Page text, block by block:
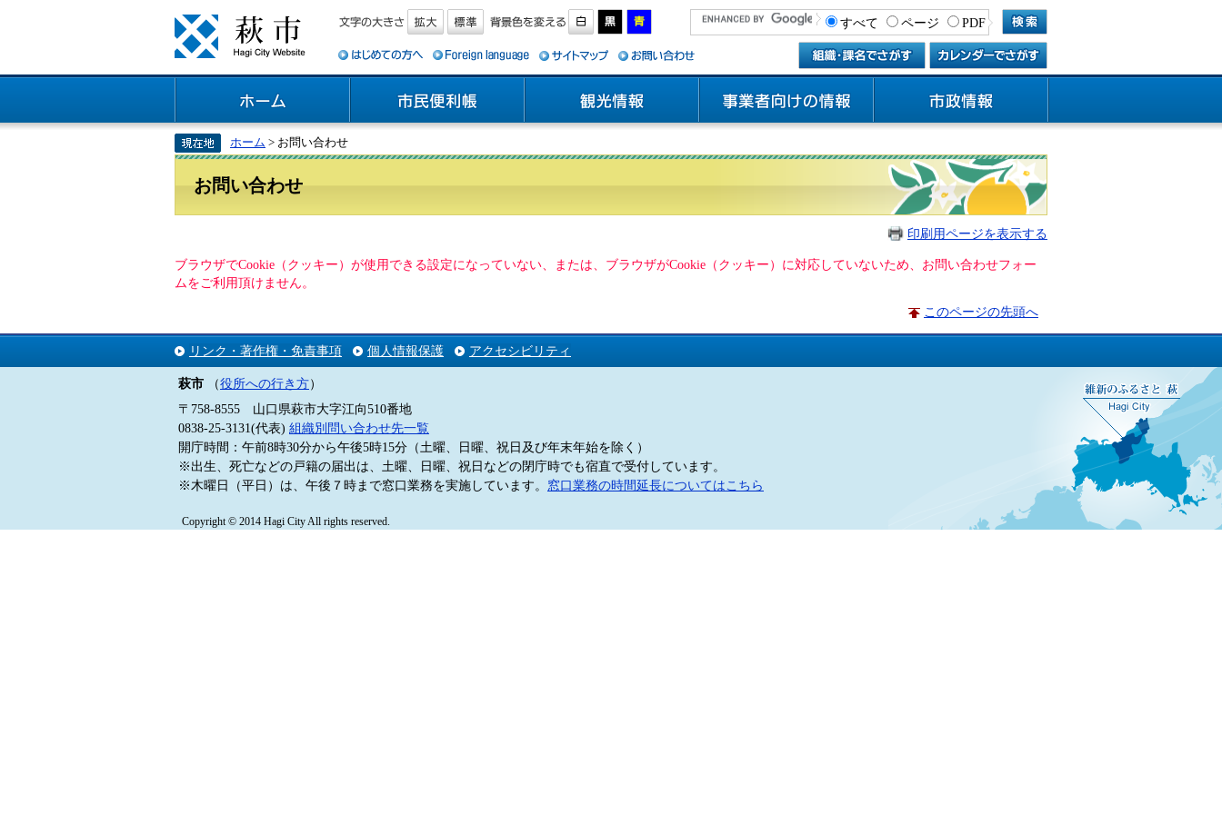
すべて ページ PDF
ホーム > お問い合わせ
お問い合わせ
印刷用ページを表示する
ブラウザでCookie（クッキー）が使用できる設定になっていない、または、ブラウザがCookie（クッキー）に対応していないため、お問い合わせフォー
ムをご利用頂けません。
このページの先頭へ
リンク・著作権・免責事項 個人情報保護 アクセシビリティ
萩市 （役所への行き方）
〒758-8555 山口県萩市大字江向510番地
0838-25-3131(代表) 組織別問い合わせ先一覧
開庁時間：午前8時30分から午後5時15分（土曜、日曜、祝日及び年末年始を除く）
※出生、死亡などの戸籍の届出は、土曜、日曜、祝日などの閉庁時でも宿直で受付しています。
※木曜日（平日）は、午後７時まで窓口業務を実施しています。 窓口業務の時間延長についてはこちら
Copyright © 2014 Hagi City All rights reserved.